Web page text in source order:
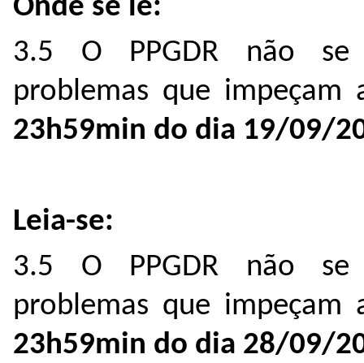
Onde se lê:
3.5 O PPGDR não se
problemas que impeçam
23h59min do dia 19/09/
Leia-se:
3.5 O PPGDR não se
problemas que impeçam
23h59min do dia 28/09/